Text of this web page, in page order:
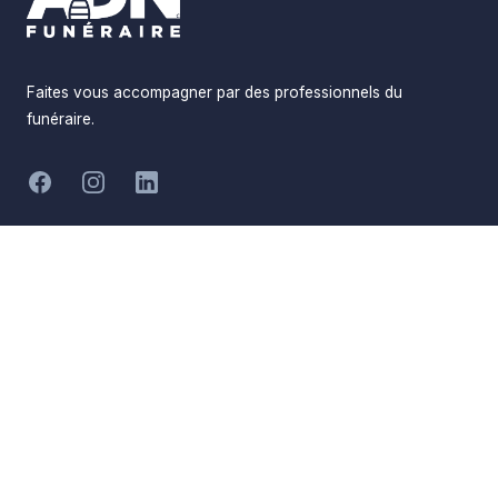
Informations
Faites vous accompagner par des professionnels du
funéraire.
FacebookInstagramLinkedIn